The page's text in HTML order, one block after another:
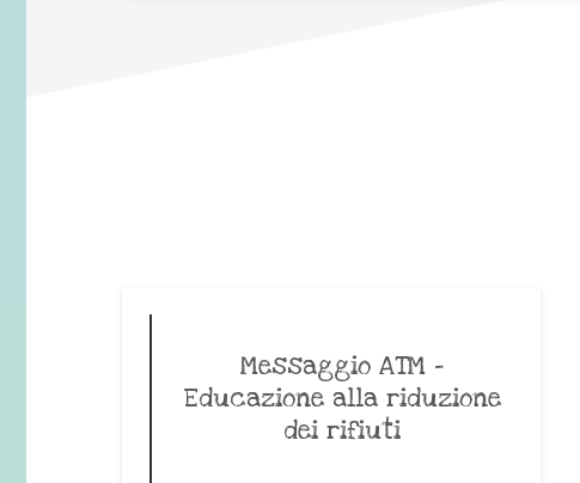
Messaggio ATM –
Educazione alla riduzione
dei rifiuti